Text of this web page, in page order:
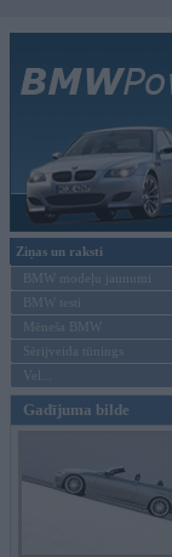
Ziņas un raksti
BMW modeļu jaunumi
BMW testi
Mēneša BMW
Sērijveida tūnings
Vel...
Gadījuma bilde